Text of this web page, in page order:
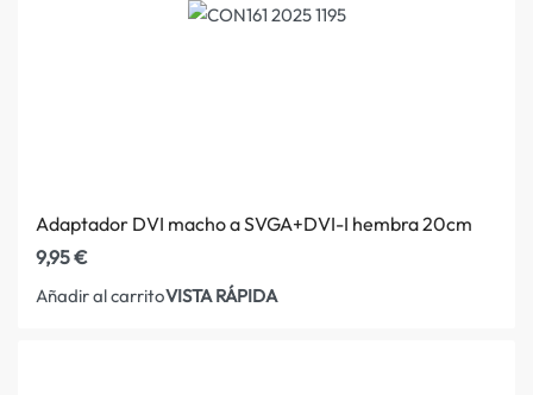
Adaptador DVI macho a SVGA+DVI-I hembra 20cm
9,95€
Añadir al carritoVISTA RÁPIDA